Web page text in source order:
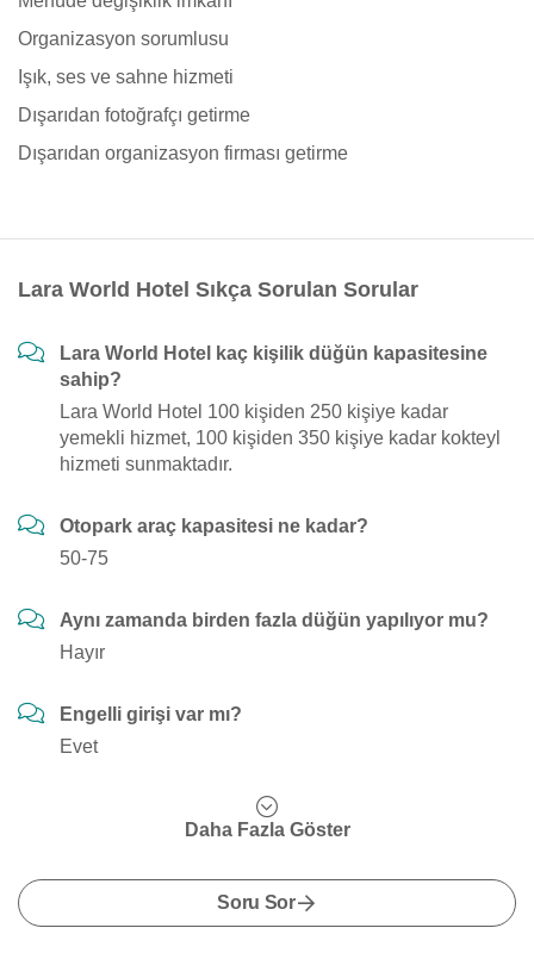
Organizasyon sorumlusu
Işık, ses ve sahne hizmeti
Dışarıdan fotoğrafçı getirme
Dışarıdan organizasyon firması getirme
Lara World Hotel Sıkça Sorulan Sorular
Lara World Hotel kaç kişilik düğün kapasitesine
sahip?
Lara World Hotel 100 kişiden 250 kişiye kadar
yemekli hizmet, 100 kişiden 350 kişiye kadar kokteyl
hizmeti sunmaktadır.
Otopark araç kapasitesi ne kadar?
50-75
Aynı zamanda birden fazla düğün yapılıyor mu?
Hayır
Engelli girişi var mı?
Evet
Daha Fazla Göster
Soru Sor